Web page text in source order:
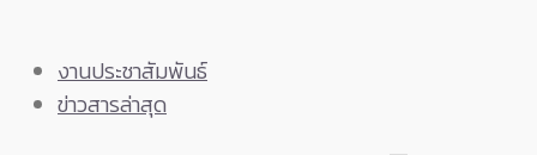
งานประชาสัมพันธ์
ข่าวสารล่าสุด